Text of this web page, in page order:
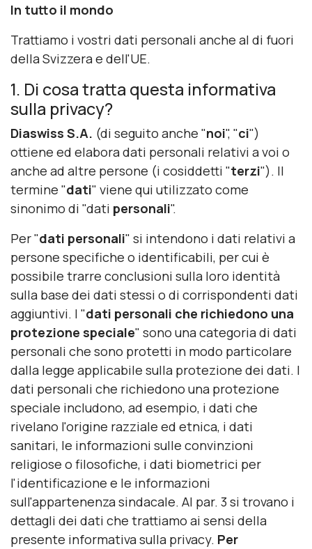
In tutto il mondo
Trattiamo i vostri dati personali anche al di fuori
della Svizzera e dell'UE.
1. Di cosa tratta questa informativa
sulla privacy?
Diaswiss S.A. (di seguito anche "noi", "ci")
ottiene ed elabora dati personali relativi a voi o
anche ad altre persone (i cosiddetti "terzi"). Il
termine "dati" viene qui utilizzato come
sinonimo di "dati personali".
Per "dati personali" si intendono i dati relativi a
persone specifiche o identificabili, per cui è
possibile trarre conclusioni sulla loro identità
sulla base dei dati stessi o di corrispondenti dati
aggiuntivi. I "dati personali che richiedono una
protezione speciale" sono una categoria di dati
personali che sono protetti in modo particolare
dalla legge applicabile sulla protezione dei dati. I
dati personali che richiedono una protezione
speciale includono, ad esempio, i dati che
rivelano l'origine razziale ed etnica, i dati
sanitari, le informazioni sulle convinzioni
religiose o filosofiche, i dati biometrici per
l'identificazione e le informazioni
sull'appartenenza sindacale. Al par. 3 si trovano i
dettagli dei dati che trattiamo ai sensi della
presente informativa sulla privacy. Per